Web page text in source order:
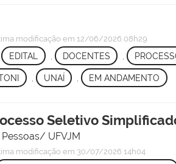
modificação em 12/06/2026 08h29
EDITAL DOCENTES ,
UNAÍ , EM ANDAMENTO
Seletivo
UFVJM
modificação em 30/07/2026 14h04